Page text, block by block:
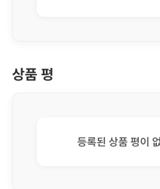
상품 평
등록된 상품 평이